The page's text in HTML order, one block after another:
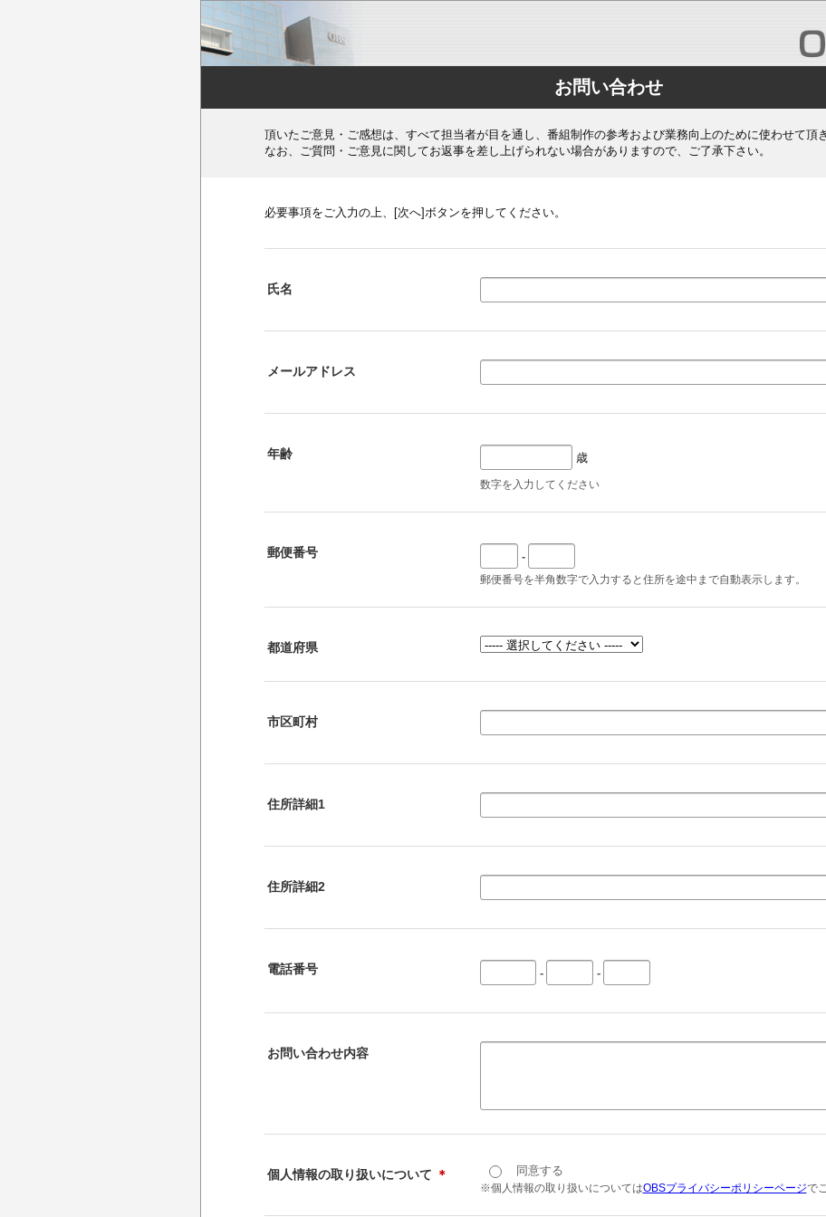
お問い合わせ
頂いたご意見・ご感想は、すべて担当者が目を通し、番組制作の参考および業務向上のために使わせて頂き
なお、ご質問・ご意見に関してお返事を差し上げられない場合がありますので、ご了承下さい。
必要事項をご入力の上、[次へ]ボタンを押してください。
氏名
メールアドレス
年齢 歳
数字を入力してください
郵便番号 -
郵便番号を半角数字で入力すると住所を途中まで自動表示します。
都道府県
市区町村
住所詳細1
住所詳細2
電話番号 - -
お問い合わせ内容
個人情報の取り扱いについて ＊ 同意する
※個人情報の取り扱いについてはOBSプライバシーポリシーページで